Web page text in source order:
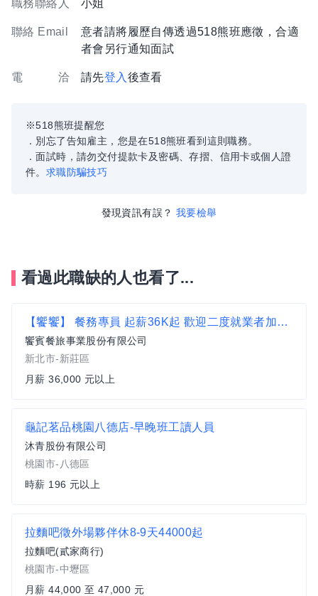
職務聯絡人 小姐
聯絡 Email
意者請將履歷自傳透過518熊班應徵，合適
者會另行通知面試
電 洽 請先登入 後查看
※518熊班提醒您
．別忘了告知雇主，您是在518熊班看到這則職務。
．面試時，請勿交付提款卡及密碼、存摺、信用卡或個人證
件。 求職防騙技巧
發現資訊有誤？ 我要檢舉
看過此職缺的人也看了...
【饗饗】 餐務專員 起薪36K起 歡迎二度就業者加入【新莊區】
饗賓餐旅事業股份有限公司
新北市-新莊區
月薪 36,000 元以上
龜記茗品桃園八德店-早晚班工讀人員
沐青股份有限公司
桃園市-八德區
時薪 196 元以上
拉麵吧徵外場夥伴休8-9天44000起
拉麵吧(貳家商行)
桃園市-中壢區
月薪 44,000 至 47,000 元